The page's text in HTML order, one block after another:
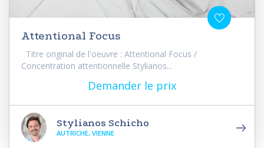
Attentional Focus
Titre original de l'oeuvre : Attentional Focus /
Concentration attentionnelle Stylianos...
Demander le prix
Stylianos Schicho
AUTRICHE, VIENNE